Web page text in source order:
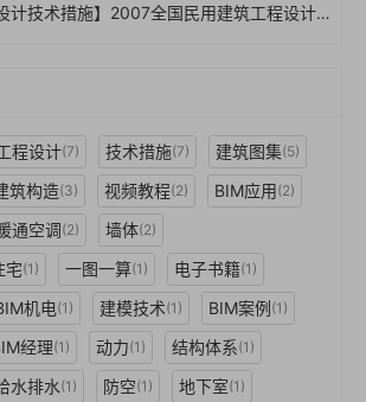
【免费下载】【设计技术措施】2007全国民用建筑工程设计技术措施 建筑产品选用技术 产品技术资料 暖通空调 燃气
程设计(7) 技术措施(7) 建筑图集(5)
筑构造(3) 视频教程(2) BIM应用(2)
通空调(2) 墙体(2)
宅(1) 一图一算(1) 电子书籍(1)
机电(1) 建模技术(1) BIM案例(1)
经理(1) 动力(1) 结构体系(1)
水排水(1) 防空(1) 地下室(1)